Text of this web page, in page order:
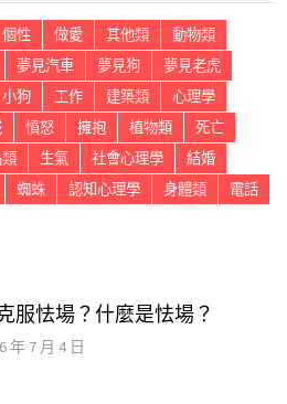
個性 做愛 其他類
動物類
夢見汽車 夢見狗
夢見老虎
小狗 工作 建築類
心理學
憤怒 擁抱 植物類
死亡
生氣 社會心理學
結婚
蜘蛛 認知心理學 身體類
電話
服怯場？什麼是怯場？
年 7 月 4 日